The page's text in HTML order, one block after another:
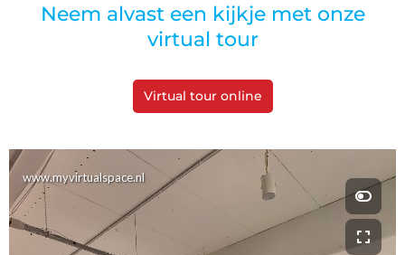
Neem alvast een kijkje met onze
virtual tour
Virtual tour online